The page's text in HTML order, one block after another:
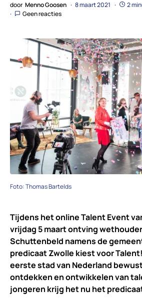
door Menno Goosen 8 maart 2021
2
Geen reacties
Foto: Thomas Bartelds
Tijdens het online Talent Event
vrijdag 5 maart ontving
Schuttenbeld namens de
predicaat Zwolle kiest voor
eerste stad van Nederland
ontdekken en ontwikkelen van
jongeren krijg het nu het